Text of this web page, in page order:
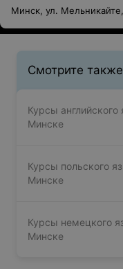
Минск, ул.
Смотрите также
Курсы
Минске
Курсы польского
Минске
Курсы немецкого
Минске